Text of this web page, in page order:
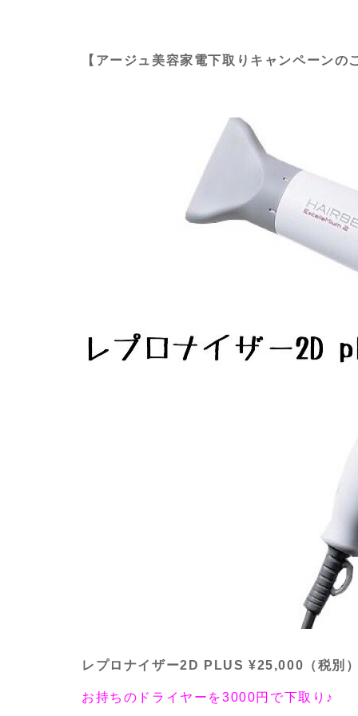
【アージュ美容家電下取りキャンペーンの
レプロナイザー2D PLUS ¥25,000（税別
お持ちのドライヤーを3000円で下取り♪